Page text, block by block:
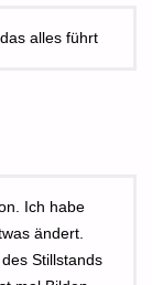
alles führt
Ich habe
ändert.
Stillstands